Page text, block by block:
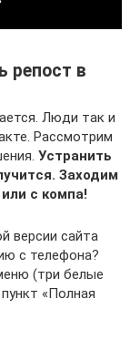
репост в
Люди так и
Рассмотрим
Устранить
Заходим
с компа!
версии сайта
с телефона?
(три белые
«Полная